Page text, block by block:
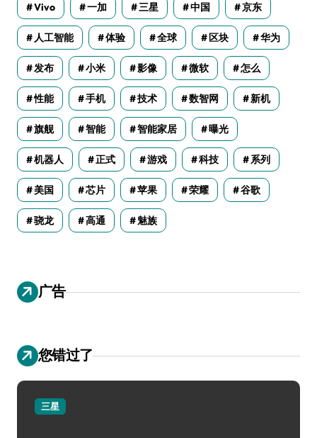
Vivo 一加 三星 中国 京东
人工智能 体验 全球 区块 华为
发布 小米 影像 微软 怎么
性能 手机 技术 数智网 新机
旗舰 智能 智能家居 曝光
机器人 正式 游戏 科技 系列
美国 芯片 苹果 荣耀 谷歌
骁龙 高通 魅族
广告
您错过了
三星